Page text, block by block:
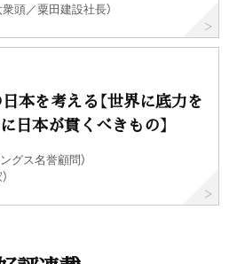
頭／粟田建設社長）
本を考える【世界に底力を
日本が貫くべきもの】
グス名誉顧問）